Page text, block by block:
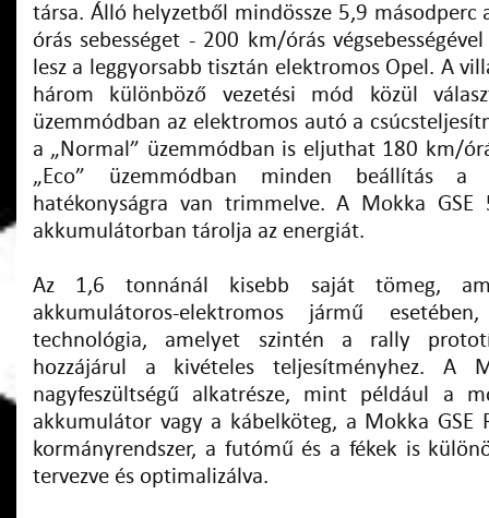
társa. Álló helyzetből mindössze 5,9
órás sebességet - 200 km/órás
lesz a leggyorsabb tisztán elektromos Opel. A
három különböző vezetési mód közül
üzemmódban az elektromos autó a
a „Normal” üzemmódban is eljuthat 180 km/
„Eco” üzemmódban minden beállítás a
hatékonyságra van trimmelve. A Mokka
akkumulátorban tárolja az energiát.
Az 1,6 tonnánál kisebb saját tömeg,
akkumulátoros-elektromos jármű
technológia, amelyet szintén a rally
hozzájárul a kivételes teljesítményhez. A
nagyfeszültségű alkatrésze, mint például a
akkumulátor vagy a kábelköteg, a Mokka GSE
kormányrendszer, a futómű és a fékek is
tervezve és optimalizálva.